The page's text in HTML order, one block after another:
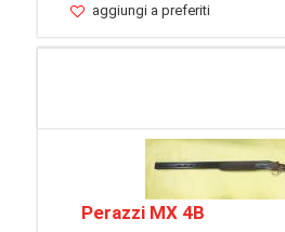
aggiungi a preferiti
Perazzi MX 4B